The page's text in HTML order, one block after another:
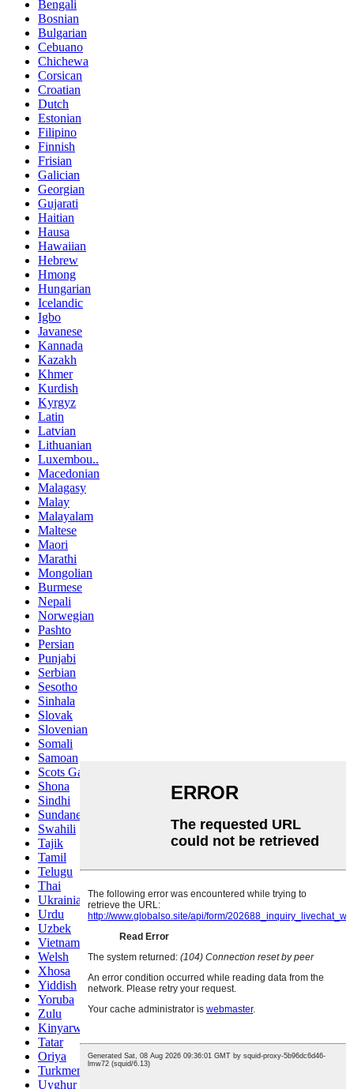
Bengali
Bosnian
Bulgarian
Cebuano
Chichewa
Corsican
Croatian
Dutch
Estonian
Filipino
Finnish
Frisian
Galician
Georgian
Gujarati
Haitian
Hausa
Hawaiian
Hebrew
Hmong
Hungarian
Icelandic
Igbo
Javanese
Kannada
Kazakh
Khmer
Kurdish
Kyrgyz
Latin
Latvian
Lithuanian
Luxembou..
Macedonian
Malagasy
Malay
Malayalam
Maltese
Maori
Marathi
Mongolian
Burmese
Nepali
Norwegian
Pashto
Persian
Punjabi
Serbian
Sesotho
Sinhala
Slovak
Slovenian
Somali
Samoan
Scots Gaelic
Shona
Sindhi
Sundanese
Swahili
Tajik
Tamil
Telugu
Thai
Ukrainian
Urdu
Uzbek
Vietnamese
Welsh
Xhosa
Yiddish
Yoruba
Zulu
Kinyarwanda
Tatar
Oriya
Turkmen
Uyghur